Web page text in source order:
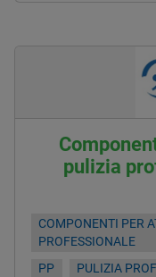
pulizia
COMPONENTI PER
PROFESSIONALE
PP
PULIZIA